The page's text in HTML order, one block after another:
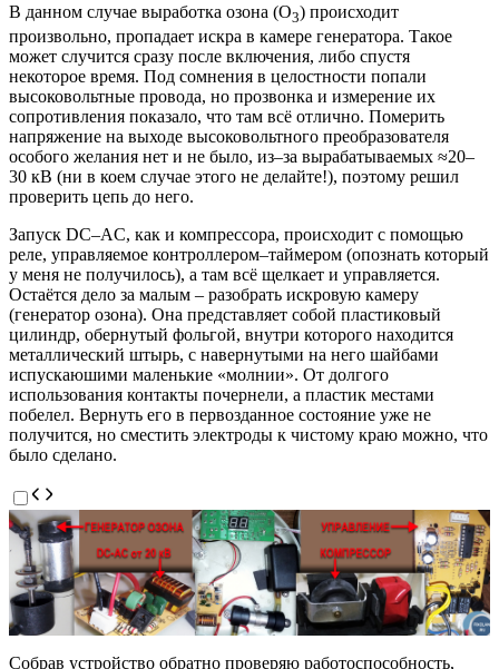
В данном случае выработка озона (O3) происходит
произвольно, пропадает искра в камере генератора. Такое
может случится сразу после включения, либо спустя
некоторое время. Под сомнения в целостности попали
высоковольтные провода, но прозвонка и измерение их
сопротивления показало, что там всё отлично. Померить
напряжение на выходе высоковольтного преобразователя
особого желания нет и не было, из–за вырабатываемых ≈20–
30 кВ (ни в коем случае этого не делайте!), поэтому решил
проверить цепь до него.
Запуск DC–AC, как и компрессора, происходит с помощью
реле, управляемое контроллером–таймером (опознать который
у меня не получилось), а там всё щелкает и управляется.
Остаётся дело за малым – разобрать искровую камеру
(генератор озона). Она представляет собой пластиковый
цилиндр, обернутый фольгой, внутри которого находится
металлический штырь, с навернутыми на него шайбами
испускаюшими маленькие «молнии». От долгого
использования контакты почернели, а пластик местами
побелел. Вернуть его в первозданное состояние уже не
получится, но сместить электроды к чистому краю можно, что
было сделано.
Собрав устройство обратно проверяю работоспособность,